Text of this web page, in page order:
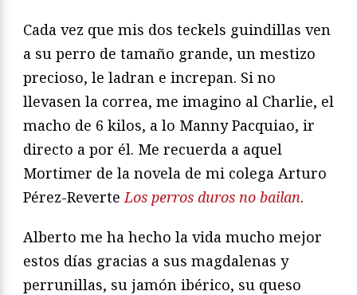
Cada vez que mis dos teckels guindillas ven
a su perro de tamaño grande, un mestizo
precioso, le ladran e increpan. Si no
llevasen la correa, me imagino al Charlie, el
macho de 6 kilos, a lo Manny Pacquiao, ir
directo a por él. Me recuerda a aquel
Mortimer de la novela de mi colega Arturo
Pérez-Reverte Los perros duros no bailan.
Alberto me ha hecho la vida mucho mejor
estos días gracias a sus magdalenas y
perrunillas, su jamón ibérico, su queso